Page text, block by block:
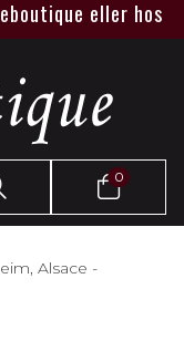
eller hos jer.
0
Alsace -